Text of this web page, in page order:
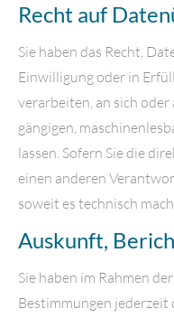
Recht auf
Sie haben das Recht,
Einwilligung oder in
verarbeiten, an sich
gängigen,
lassen. Sofern Sie die
einen anderen
soweit es technisch
Auskunft,
Sie haben im Rahmen
Bestimmungen jederzeit